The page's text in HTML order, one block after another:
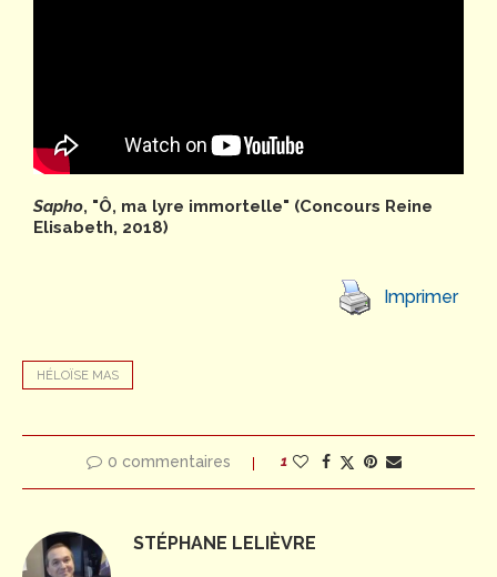
Sapho, "Ô, ma lyre immortelle" (Concours Reine
Elisabeth, 2018)
Imprimer
HÉLOÏSE MAS
0 commentaires 1
STÉPHANE LELIÈVRE